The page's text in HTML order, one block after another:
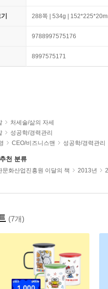
288쪽 | 534g |
9788997575176
8997575171
처세술/삶의 자세
성공학/경력관리
CEO/비즈니스맨 성공학/경력관리
천 분류
문화산업진흥원 이달의 책 2013년
(7개)